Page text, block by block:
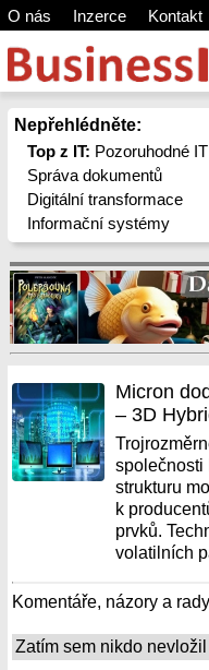
O nás Inzerce Kontakt
Nepřehlédněte:
Top z IT: Pozoruhodné
Správa dokumentů
Digitální transformace
Informační systémy
Micron
– 3D
společnosti
strukturu
k
prvků.
volatilních
Komentáře, názory a rady
Zatím sem nikdo